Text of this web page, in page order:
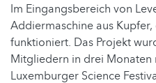
Im Eingangsbereich von
Addiermaschine aus
funktioniert. Das Projekt
Mitgliedern in drei Monaten
Luxemburger Science